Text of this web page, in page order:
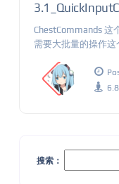
ChestCommands 这
需要大批量的操作
搜索：